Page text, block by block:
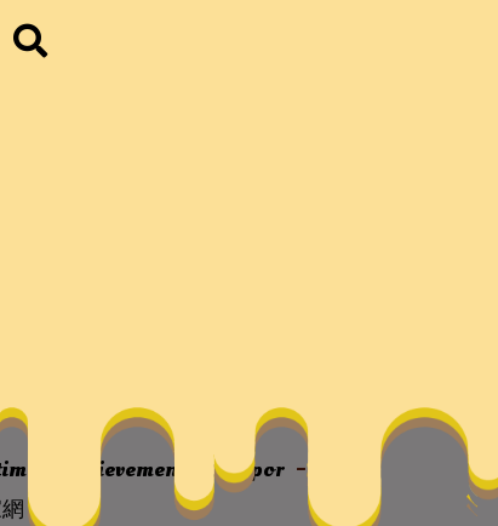
–中國找九宮
achievements vapor